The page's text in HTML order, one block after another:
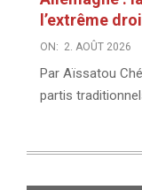
l’extrême
ON: 2. AOÛT 2026
Par Aïssatou
partis